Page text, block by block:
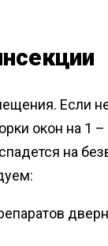
Если
окон на 1
на